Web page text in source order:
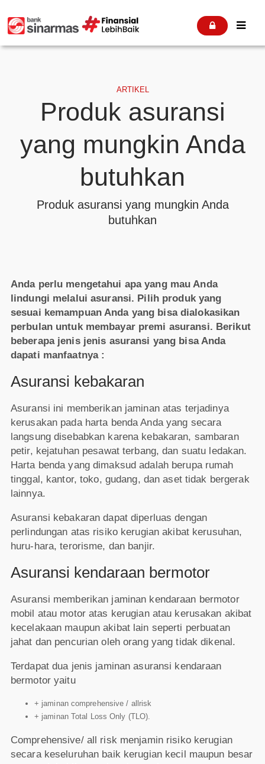
 
ARTIKEL
Produk asuransi
yang mungkin Anda
butuhkan
Produk asuransi yang mungkin Anda
butuhkan
Anda perlu mengetahui apa yang mau Anda
lindungi melalui asuransi. Pilih produk yang
sesuai kemampuan Anda yang bisa dialokasikan
perbulan untuk membayar premi asuransi. Berikut
beberapa jenis jenis asuransi yang bisa Anda
dapati manfaatnya :
Asuransi kebakaran
Asuransi ini memberikan jaminan atas terjadinya
kerusakan pada harta benda Anda yang secara
langsung disebabkan karena kebakaran, sambaran
petir, kejatuhan pesawat terbang, dan suatu ledakan.
Harta benda yang dimaksud adalah berupa rumah
tinggal, kantor, toko, gudang, dan aset tidak bergerak
lainnya.
Asuransi kebakaran dapat diperluas dengan
perlindungan atas risiko kerugian akibat kerusuhan,
huru-hara, terorisme, dan banjir.
Asuransi kendaraan bermotor
Asuransi memberikan jaminan kendaraan bermotor
mobil atau motor atas kerugian atau kerusakan akibat
kecelakaan maupun akibat lain seperti perbuatan
jahat dan pencurian oleh orang yang tidak dikenal.
Terdapat dua jenis jaminan asuransi kendaraan
bermotor yaitu
+ jaminan comprehensive / allrisk
+ jaminan Total Loss Only (TLO).
Comprehensive/ all risk menjamin risiko kerugian
secara keseluruhan baik kerugian kecil maupun besar